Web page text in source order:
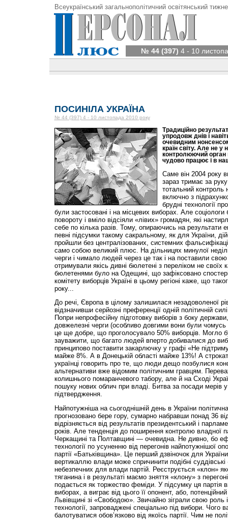
Всеукраїнський загальнополітичний освітянський
№ 44 (397) 4 - 10
ПОСИНІЛА УКРАЇНА
№ 44 (397) 4 - 10 листопада 2010 року
Традиційно
упродовж днів і
очевидним
країн світу. Але не у
контролюючий орган
чудово працює і в
Саме він 2004 року
зараз тримає за руку
тотальний
включно з
брудні технології
були застосовані і на місцевих виборах. Але соціологи
повороту і вміло відсіяли «лівих» громадян, які
себе по кілька разів. Тому, опираючись на результати
певні підсумки такому сакральному, як для України,
пройшли без централізованих, системних
само собою великий плюс. На дільницях минулої
черги і чимало людей через це так і на поставили свою
отримували якісь дивні бюлетені з переліком не
бюлетенями було на Одещині, що зафіксовано
комітету виборців Україні в цьому регіоні каже, що
року...
До речі, Європа в цілому залишилася незадоволеної
відзначивши серйозні преференції одній політичній
Попри непрофесійну підготовку виборів з боку
довжелезні черги (особливо довгими вони були чомусь
це ще добре, що проголосувало 50% виборців. Могло
зауважити, що багато людей вперто добивалися до
принципово поставити закарлючку у графі «Не
майже 8%. А в Донецькій області майже 13%! А
українці говорить про те, що люди дещо позбулися
альтернативи вже відомим політичним гравцям.
колишнього помаранчевого табору, але й на Сході
пошуку нових облич при владі. Битва за посади мерів
підтвердження.
Найпотужніша на сьогод­нішній день в України
прогнозовано бере гору, сумарно набравши понад 36
від­різня­ється від результатів президентський і
років. Але тенденція до поширення контролю владної
Черкащині та Полтавщині — очевидна. Не дивно, бо
технології по усуненню від перегонів найпотужнішої
партії «Батьківщина». Це перший дзвіночок для
вертикаллю влади може спричинити подібні
небезпечних для влади партій. Реєструється «клон»
тяганина і в результаті маємо зняття «клону» з
подається як торжество феміди. У підсумку ця партія
виборах, а виграє від цього її опонент, або,
Львівщині зі «Свободою». Звичайно зіграли свою роль і
технології, запроваджені спеціально під вибори.
балотуватися обов’язково від якоїсь партії. Чим не